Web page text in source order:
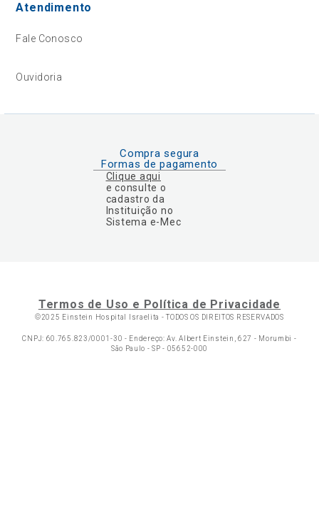
Atendimento
Fale Conosco
Ouvidoria
Compra segura
Formas de pagamento
Clique aqui
e consulte o
cadastro da
Instituição no
Sistema e-Mec
Termos de Uso e Política de Privacidade
©2025 Einstein Hospital Israelita -TODOS OS DIREITOS RESERVADOS
CNPJ: 60.765.823/0001-30 - Endereço: Av. Albert Einstein, 627 - Morumbi -
São Paulo - SP - 05652-000